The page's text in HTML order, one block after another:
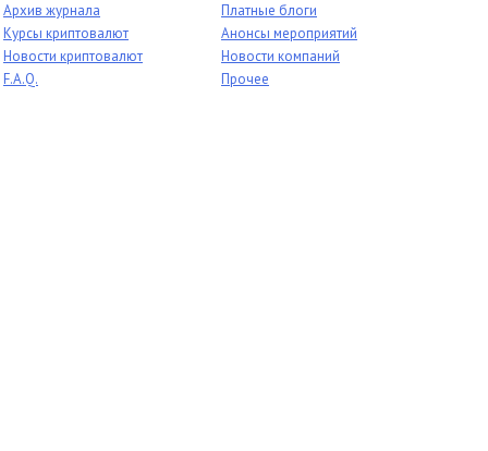
Архив журнала
Курсы криптовалют
Новости криптовалют
F.A.Q.
Платные блоги
Анонсы мероприятий
Новости компаний
Прочее